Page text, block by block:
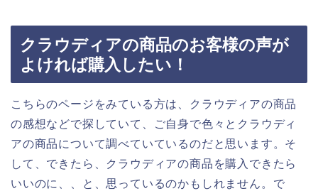
クラウディアの商品のお客様の声が
よければ購入したい！
こちらのページをみている方は、クラウディアの商品
の感想などで探していて、ご自身で色々とクラウディ
アの商品について調べていているのだと思います。そ
して、できたら、クラウディアの商品を購入できたら
いいのに、、と、思っているのかもしれません。で